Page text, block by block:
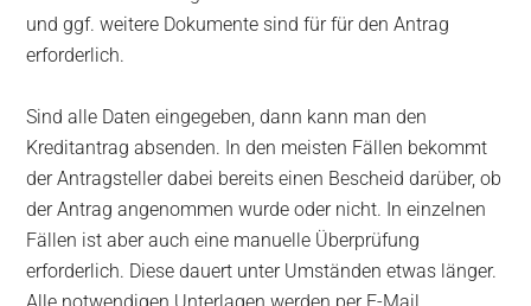
und ggf. weitere Dokumente sind für für den Antrag
erforderlich.
Sind alle Daten eingegeben, dann kann man den
Kreditantrag absenden. In den meisten Fällen bekommt
der Antragsteller dabei bereits einen Bescheid darüber, ob
der Antrag angenommen wurde oder nicht. In einzelnen
Fällen ist aber auch eine manuelle Überprüfung
erforderlich. Diese dauert unter Umständen etwas länger.